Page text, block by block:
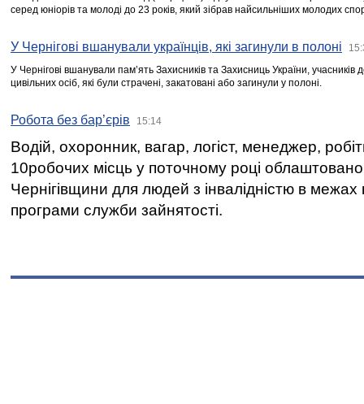
серед юніорів та молоді до 23 років, який зібрав найсильніших молодих
У Чернігові вшанували українців, які загинули в полоні
У Чернігові вшанували пам’ять Захисників та Захисниць України,
цивільних осіб, які були страчені, закатовані або загинули у полоні.
Робота без бар’єрів 15:14
Водій, охоронник, вагар, логіст, менеджер,
10робочих місць у поточному році
Чернігівщини для людей з інвалідністю в межах
програми служби зайнятості.